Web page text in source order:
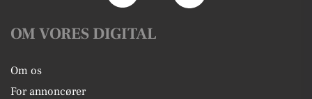
OM VORES DIGITAL
Om os
For annoncører